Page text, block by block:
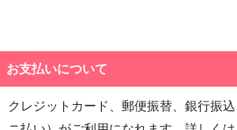
お支払いについて
クレジットカード、郵便振替、銀行振